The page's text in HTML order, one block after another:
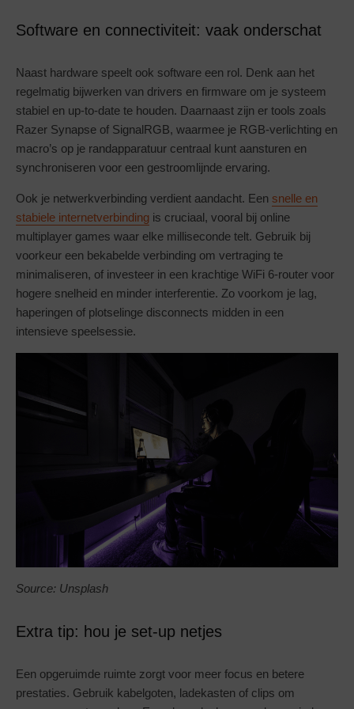
Software en connectiviteit: vaak onderschat
Naast hardware speelt ook software een rol. Denk aan het
regelmatig bijwerken van drivers en firmware om je systeem
stabiel en up-to-date te houden. Daarnaast zijn er tools zoals
Razer Synapse of SignalRGB, waarmee je RGB-verlichting en
macro’s op je randapparatuur centraal kunt aansturen en
synchroniseren voor een gestroomlijnde ervaring.
Ook je netwerkverbinding verdient aandacht. Een snelle en
stabiele internetverbinding is cruciaal, vooral bij online
multiplayer games waar elke milliseconde telt. Gebruik bij
voorkeur een bekabelde verbinding om vertraging te
minimaliseren, of investeer in een krachtige WiFi 6-router voor
hogere snelheid en minder interferentie. Zo voorkom je lag,
haperingen of plotselinge disconnects midden in een
intensieve speelsessie.
Source: Unsplash
Extra tip: hou je set-up netjes
Een opgeruimde ruimte zorgt voor meer focus en betere
prestaties. Gebruik kabelgoten, ladekasten of clips om